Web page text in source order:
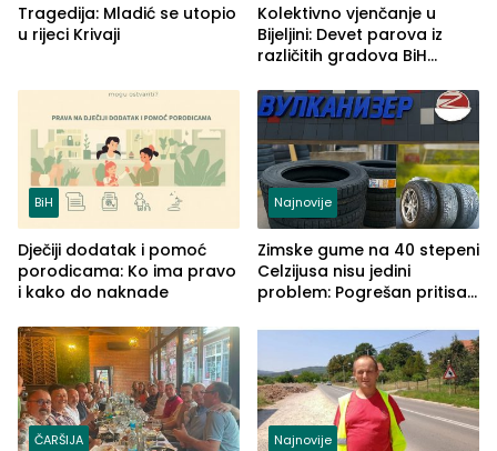
Tragedija: Mladić se utopio
u rijeci Krivaji
Kolektivno vjenčanje u
Bijeljini: Devet parova iz
različitih gradova BiH
BiH
Dječiji dodatak i pomoć
porodicama: Ko ima pravo
i kako do naknade
Najnovije
Zimske gume na 40 stepeni
Celzijusa nisu jedini
problem: Pogrešan pritisak
ČARŠIJA Najnovije